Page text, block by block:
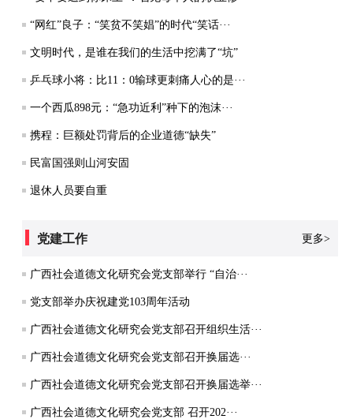
“网红”良子：“笑贫不笑娼”的时代“笑话···
文明时代，是谁在我们的生活中挖满了“坑”
乒乓球小将：比11：0输球更刺痛人心的是···
一个西瓜898元：“急功近利”种下的泡沫···
携程：巨额处罚背后的企业道德“缺失”
民富国强则山河安固
退休人员要自重
党建工作 更多>
广西社会道德文化研究会党支部举行 “自治···
党支部举办庆祝建党103周年活动
广西社会道德文化研究会党支部召开组织生活···
广西社会道德文化研究会党支部召开换届选···
广西社会道德文化研究会党支部召开换届选举···
广西社会道德文化研究会党支部 召开202···